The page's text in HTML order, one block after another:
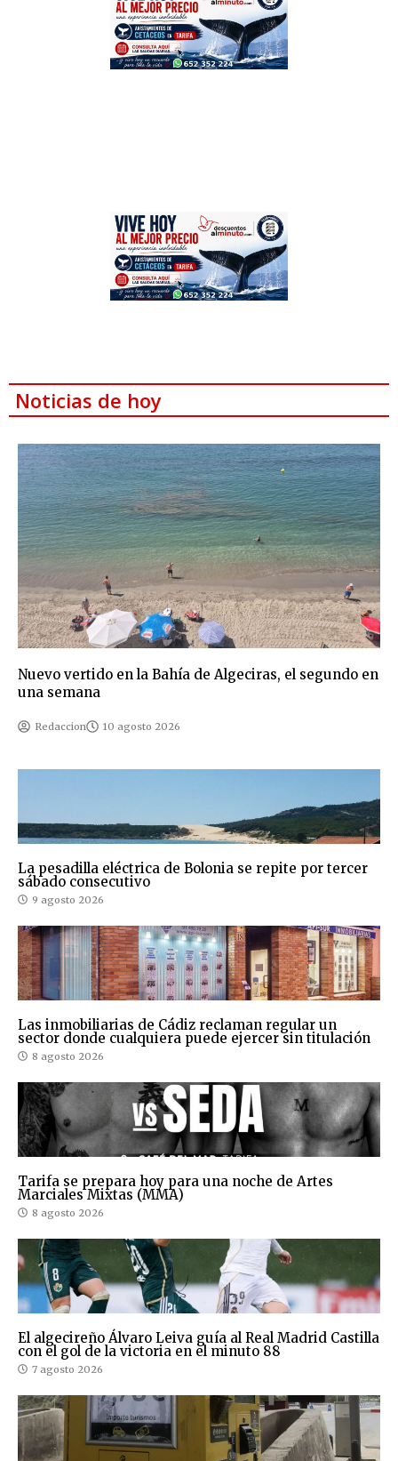
Noticias de hoy
Nuevo vertido en la Bahía de Algeciras, el segundo en
una semana
Redaccion 10 agosto 2026
La pesadilla eléctrica de Bolonia se repite por tercer
sábado consecutivo
9 agosto 2026
Las inmobiliarias de Cádiz reclaman regular un
sector donde cualquiera puede ejercer sin titulación
8 agosto 2026
Tarifa se prepara hoy para una noche de Artes
Marciales Mixtas (MMA)
8 agosto 2026
El algecireño Álvaro Leiva guía al Real Madrid Castilla
con el gol de la victoria en el minuto 88
7 agosto 2026